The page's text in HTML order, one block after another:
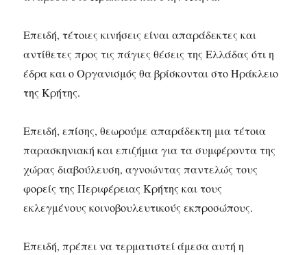
Επειδή, τέτοιες κινήσεις είναι απαράδεκτες και
αντίθετες προς τις πάγιες θέσεις της Ελλάδας ότι η
έδρα και ο Οργανισμός θα βρίσκονται στο Ηράκλειο
της Κρήτης.
Επειδή, επίσης, θεωρούμε απαράδεκτη μια τέτοια
παρασκηνιακή και επιζήμια για τα συμφέροντα της
χώρας διαβούλευση, αγνοώντας παντελώς τους
φορείς της Περιφέρειας Κρήτης και τους
εκλεγμένους κοινοβουλευτικούς εκπροσώπους.
Επειδή, πρέπει να τερματιστεί άμεσα αυτή η